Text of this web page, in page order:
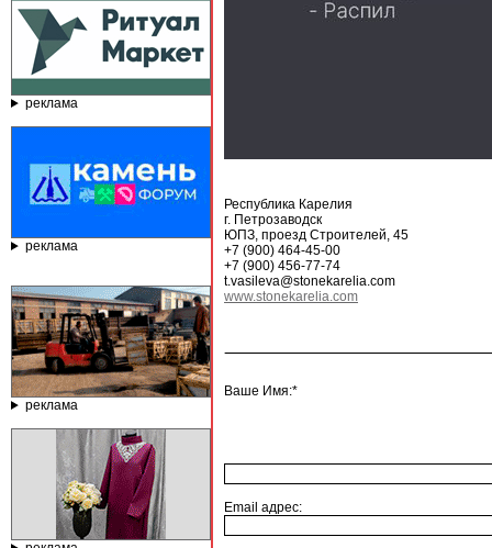
реклама
реклама
реклама
Республика Карелия
г. Петрозаводск
ЮПЗ, проезд Строителей, 45
+7 (900) 464-45-00
+7 (900) 456-77-74
t.vasileva@stonekarelia.com
www.stonekarelia.com
Ваше Имя:*
Email адрес: